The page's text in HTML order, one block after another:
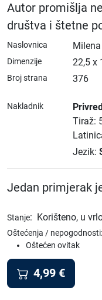
Autor promišlja
društva i štetne
Naslovnica
Dimenzije 22,5 x
Broj strana 376
Nakladnik
Tiraž:
Jezik:
Jedan primjerak
Stanje: Korišteno, u
Oštećenja / nepogodnosti:
Oštećen ovitak
4,99 €